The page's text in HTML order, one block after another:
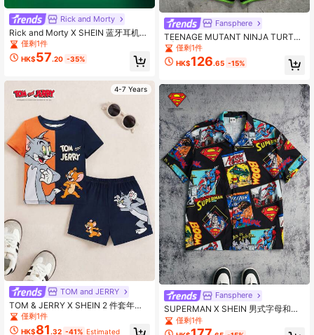
Rick and Morty
Rick and Morty X SHEIN 蓝牙耳机外
壳，适用于 iPod Pro
僅剩1件
HK$57.20 -35%
4-7 Years
TOM and JERRY
TOM & JERRY X SHEIN 2 件套年轻
男孩卡通动物印花拼色休闲短袖 T 恤
和短裤套装，适合春夏季节
僅剩1件
HK$81 .32 -41% Estimated
Fansphere
TEENAGE MUTANT NINJA TURTLE
S | SHEIN 男童字母数字印花圆领短
袖T恤和短裤休闲日常套装
僅剩1件
HK$126.65 -15%
Fansphere
SUPERMAN X SHEIN 男式字母和卡
通图案前扣短袖衬衫
僅剩1件